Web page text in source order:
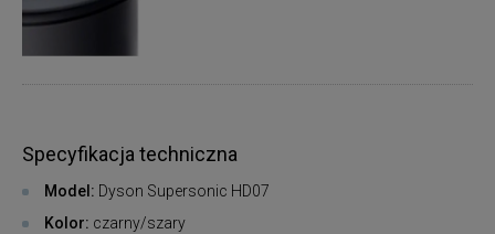
Specyfikacja techniczna
Model: Dyson Supersonic HD07
Kolor: czarny/szary